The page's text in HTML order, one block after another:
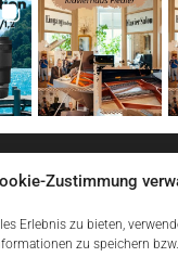
Zustimmung
Erlebnis zu bieten,
zu speichern